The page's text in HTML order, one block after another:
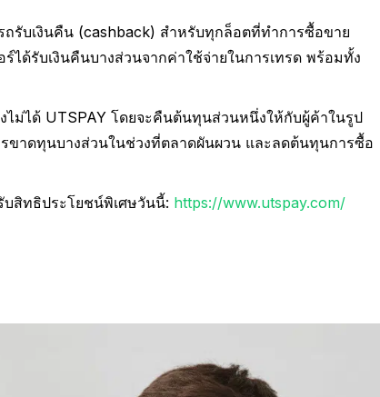
รับเงินคืน (cashback) สำหรับทุกล็อตที่ทำการซื้อขาย
ได้รับเงินคืนบางส่วนจากค่าใช้จ่ายในการเทรด พร้อมทั้ง
ม่ได้ UTSPAY โดยจะคืนต้นทุนส่วนหนึ่งให้กับผู้ค้าในรูป
ขาดทุนบางส่วนในช่วงที่ตลาดผันผวน และลดต้นทุนการซื้อ
สิทธิประโยชน์พิเศษวันนี้: https://www.utspay.com/